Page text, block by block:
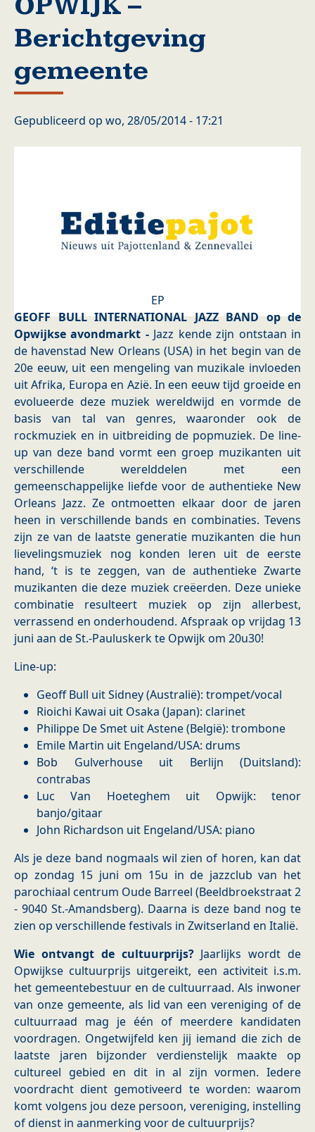
Berichtgeving
gemeente
Gepubliceerd op wo, 28/05/2014 - 17:21
EP
GEOFF BULL INTERNATIONAL JAZZ BAND op de
Opwijkse avondmarkt - Jazz kende zijn ontstaan in
de havenstad New Orleans (USA) in het begin van de
20e eeuw, uit een mengeling van muzikale invloeden
uit Afrika, Europa en Azië. In een eeuw tijd groeide en
evolueerde deze muziek wereldwijd en vormde de
basis van tal van genres, waaronder ook de
rockmuziek en in uitbreiding de popmuziek. De line-
up van deze band vormt een groep muzikanten uit
verschillende werelddelen met een
gemeenschappelijke liefde voor de authentieke New
Orleans Jazz. Ze ontmoetten elkaar door de jaren
heen in verschillende bands en combinaties. Tevens
zijn ze van de laatste generatie muzikanten die hun
lievelingsmuziek nog konden leren uit de eerste
hand, ‘t is te zeggen, van de authentieke Zwarte
muzikanten die deze muziek creëerden. Deze unieke
combinatie resulteert muziek op zijn allerbest,
verrassend en onderhoudend. Afspraak op vrijdag 13
juni aan de St.-Pauluskerk te Opwijk om 20u30!
Line-up:
Geoff Bull uit Sidney (Australië): trompet/vocal
Rioichi Kawai uit Osaka (Japan): clarinet
Philippe De Smet uit Astene (België): trombone
Emile Martin uit Engeland/USA: drums
Bob Gulverhouse uit Berlijn (Duitsland):
contrabas
Luc Van Hoeteghem uit Opwijk: tenor
banjo/gitaar
John Richardson uit Engeland/USA: piano
Als je deze band nogmaals wil zien of horen, kan dat
op zondag 15 juni om 15u in de jazzclub van het
parochiaal centrum Oude Barreel (Beeldbroekstraat 2
- 9040 St.-Amandsberg). Daarna is deze band nog te
zien op verschillende festivals in Zwitserland en Italië.
Wie ontvangt de cultuurprijs? Jaarlijks wordt de
Opwijkse cultuurprijs uitgereikt, een activiteit i.s.m.
het gemeentebestuur en de cultuurraad. Als inwoner
van onze gemeente, als lid van een vereniging of de
cultuurraad mag je één of meerdere kandidaten
voordragen. Ongetwijfeld ken jij iemand die zich de
laatste jaren bijzonder verdienstelijk maakte op
cultureel gebied en dit in al zijn vormen. Iedere
voordracht dient gemotiveerd te worden: waarom
komt volgens jou deze persoon, vereniging, instelling
of dienst in aanmerking voor de cultuurprijs?